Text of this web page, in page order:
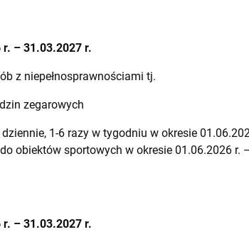
– 31.03.2027 r.
z niepełnosprawnościami tj.
zegarowych
1-6 razy w tygodniu w okresie
obiektów sportowych w okresie 01.06.2026 r.
– 31.03.2027 r.